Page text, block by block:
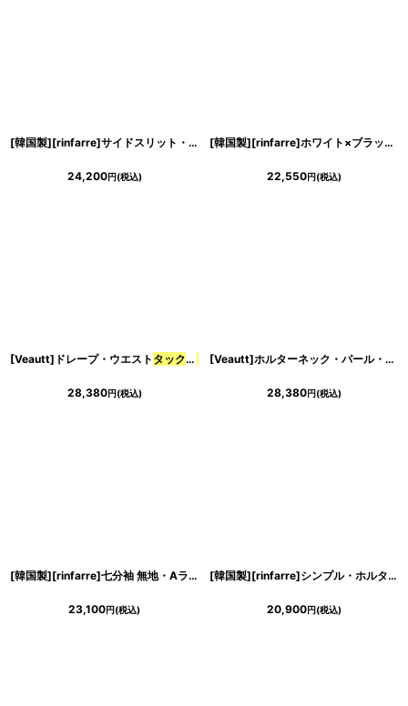
[韓国製][rinfarre]サイドスリット・シンプル・シャイニー・ サテン生地・ノー
24,200円(税込)
[韓国製][rinfarre]ホワイト×ブラック・ホルターネック・胸元クロス・
22,550円(税込)
[Veautt]ドレープ・ウエスト タック・ サテン・ファスナー・タイト・ミディア
28,380円(税込)
[Veautt]ホルターネック・パール・リボン・スカーフ・
28,380円(税込)
[韓国製][rinfarre]七分袖 無地・Aライン・Vネック・フロント タック・マットサ
23,100円(税込)
[韓国製][rinfarre]シンプル・ホルターネック・胸元クロス・・シャイニー・
20,900円(税込)